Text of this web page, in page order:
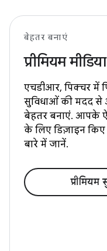
बेहतर बनाएं
प्रीमियम
एचडीआर, पिक्चर में
सुविधाओं की मदद से
बेहतर बनाएं. आपके
के लिए डिज़ाइन
बारे में जानें.